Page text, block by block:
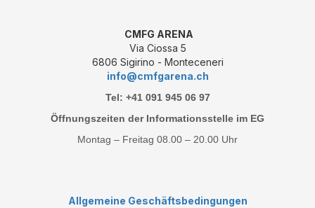
CMFG ARENA
Via Ciossa 5
6806 Sigirino - Monteceneri
info@cmfgarena.ch
Tel: +41 091 945 06 97
Öffnungszeiten der Informationsstelle im EG
Montag – Freitag 08.00 – 20.00 Uhr
Allgemeine Geschäftsbedingungen